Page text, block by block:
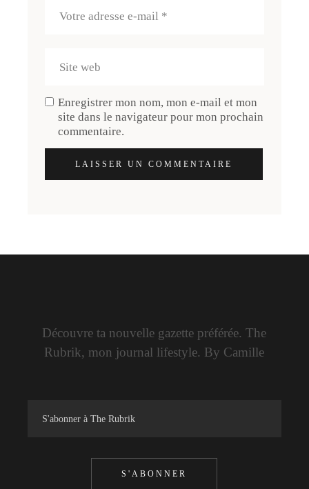
Enregistrer mon nom, mon e-mail et mon
site dans le navigateur pour mon prochain
commentaire.
LAISSER UN COMMENTAIRE
Découvre ta nouvelle gazette préférée. The
Rubrik, mon journal lifestyle. By Camille
S'ABONNER